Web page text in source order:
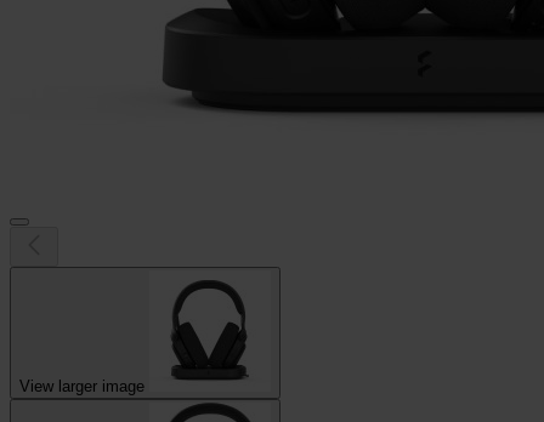
View larger image